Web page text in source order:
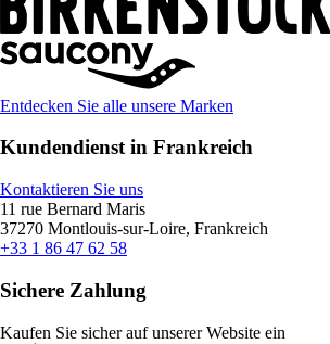
Entdecken Sie alle unsere Marken
Kundendienst in Frankreich
Kontaktieren Sie uns
11 rue Bernard Maris
37270 Montlouis-sur-Loire, Frankreich
+33 1 86 47 62 58
Sichere Zahlung
Kaufen Sie sicher auf unserer Website ein